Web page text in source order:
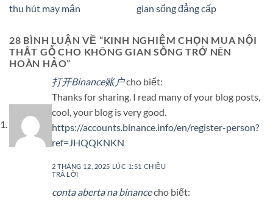
thu hút may mắn
gian sống đẳng cấp
28 BÌNH LUẬN VỀ “KINH NGHIỆM CHỌN MUA NỘI
THẤT GỖ CHO KHÔNG GIAN SỐNG TRỞ NÊN
HOÀN HẢO”
打开Binance账户cho biết:
Thanks for sharing. I read many of your blog posts,
cool, your blog is very good.
https://accounts.binance.info/en/register-person?
ref=JHQQKNKN
2 THÁNG 12, 2025 LÚC 1:51 CHIỀU
TRẢ LỜI
conta aberta na binancecho biết: